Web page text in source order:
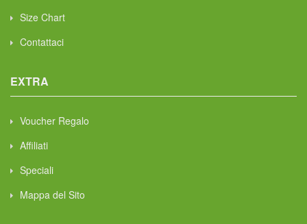
Size Chart
Contattaci
EXTRA
Voucher Regalo
Affiliati
Speciali
Mappa del Sito